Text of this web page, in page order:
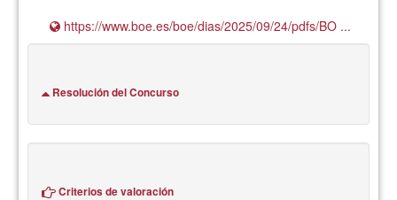
https://www.boe.es/boe/dias/2025/09/24/pdfs/BO ...
Resolución del Concurso
Criterios de valoración